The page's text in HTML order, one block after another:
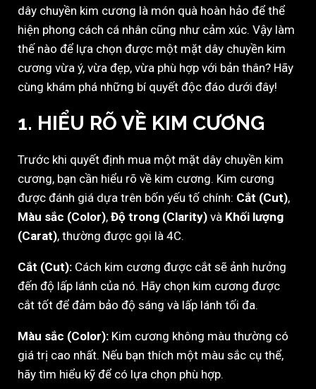
dây chuyền kim cương là món quà hoàn hảo để thể
hiện phong cách cá nhân cũng như cảm xúc. Vậy làm
thế nào để lựa chọn được một mặt dây chuyền kim
cương vừa ý, vừa đẹp, vừa phù hợp với bản thân? Hãy
cùng khám phá những bí quyết độc đáo dưới đây!
1. HIỂU RÕ VỀ KIM CƯƠNG
Trước khi quyết định mua một mặt dây chuyền kim
cương, bạn cần hiểu rõ về kim cương. Kim cương
được đánh giá dựa trên bốn yếu tố chính: Cắt (Cut),
Màu sắc (Color), Độ trong (Clarity) và Khối lượng
(Carat), thường được gọi là 4C.
Cắt (Cut): Cách kim cương được cắt sẽ ảnh hưởng
đến độ lấp lánh của nó. Hãy chọn kim cương được
cắt tốt để đảm bảo độ sáng và lấp lánh tối đa.
Màu sắc (Color): Kim cương không màu thường có
giá trị cao nhất. Nếu bạn thích một màu sắc cụ thể,
hãy tìm hiểu kỹ để có lựa chọn phù hợp.